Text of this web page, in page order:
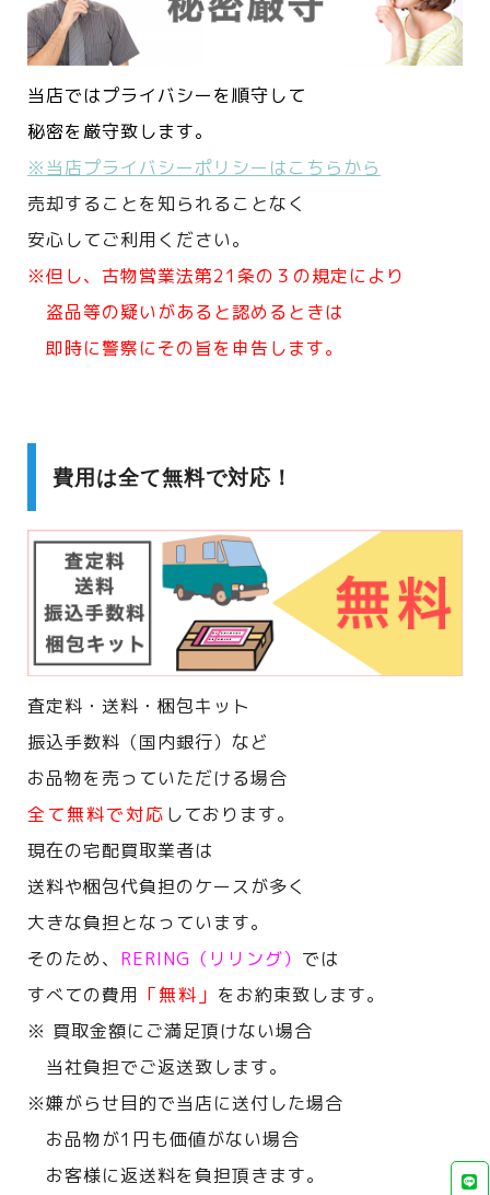
当店ではプライバシーを順守して
秘密を厳守致します。
※当店プライバシーポリシーはこちらから
売却することを知られることなく
安心してご利用ください。
※但し、古物営業法第21条の３の規定により
盗品等の疑いがあると認めるときは
即時に警察にその旨を申告します。
費用は全て無料で対応！
査定料・送料・梱包キット
振込手数料（国内銀行）など
お品物を売っていただける場合
全て無料で対応 しております。
現在の宅配買取業者は
送料や梱包代負担のケースが多く
大きな負担となっています。
そのため、 RERING（リリング） では
すべての費用 「無料」 をお約束致します。
※ 買取金額にご満足頂けない場合
当社負担でご返送致します。
※嫌がらせ目的で当店に送付した場合
お品物が1円も価値がない場合
お客様に返送料を負担頂きます。